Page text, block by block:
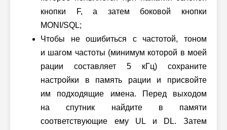
кнопки F, а затем боковой кнопки
MONI/SQL;
Чтобы не ошибиться с частотой, тоном
и шагом частоты (минимум которой в моей
рации составляет 5 кГц) сохраните
настройки в память рации и присвойте
им подходящие имена. Перед выходом
на спутник найдите в памяти
соответствующие ему UL и DL. Затем